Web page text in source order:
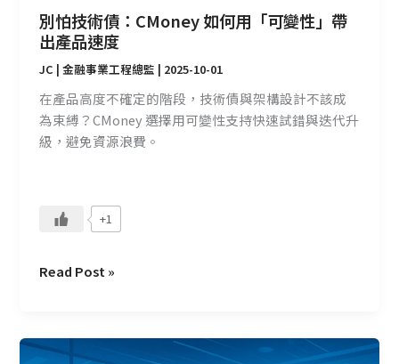
別怕技術債：CMoney 如何用「可變性」帶
出產品速度
JC | 金融事業工程總監 | 2025-10-01
在產品高度不確定的階段，技術債與架構設計不該成
為束縛？CMoney 選擇用可變性支持快速試錯與迭代升
級，避免資源浪費。
+1
產
品
速
度
Read Post »
打